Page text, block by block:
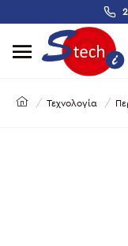
Τεχνολογία